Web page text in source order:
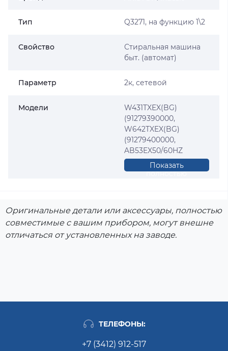
Тип Q3271, на функцию 1\2
Свойство
Стиральная машина
быт. (автомат)
Параметр 2к, сетевой
Модели
W431TXEX(BG)
(91279390000,
W642TXEX(BG)
(91279400000,
AB53EX50/60HZ
(46239080000),
W43TEX50-60HZ
AB52PT (46275540000),
AB52PT (46275540030),
AB53AG
AB53EO
(46269710000), AB60IT
(46224550000),
Показать
полностью
Оригинальные детали или аксессуары, полностью
совместимые с вашим прибором, могут внешне
отличаться от установленных на заводе.
ТЕЛЕФОНЫ:
+7 (3412) 912-517